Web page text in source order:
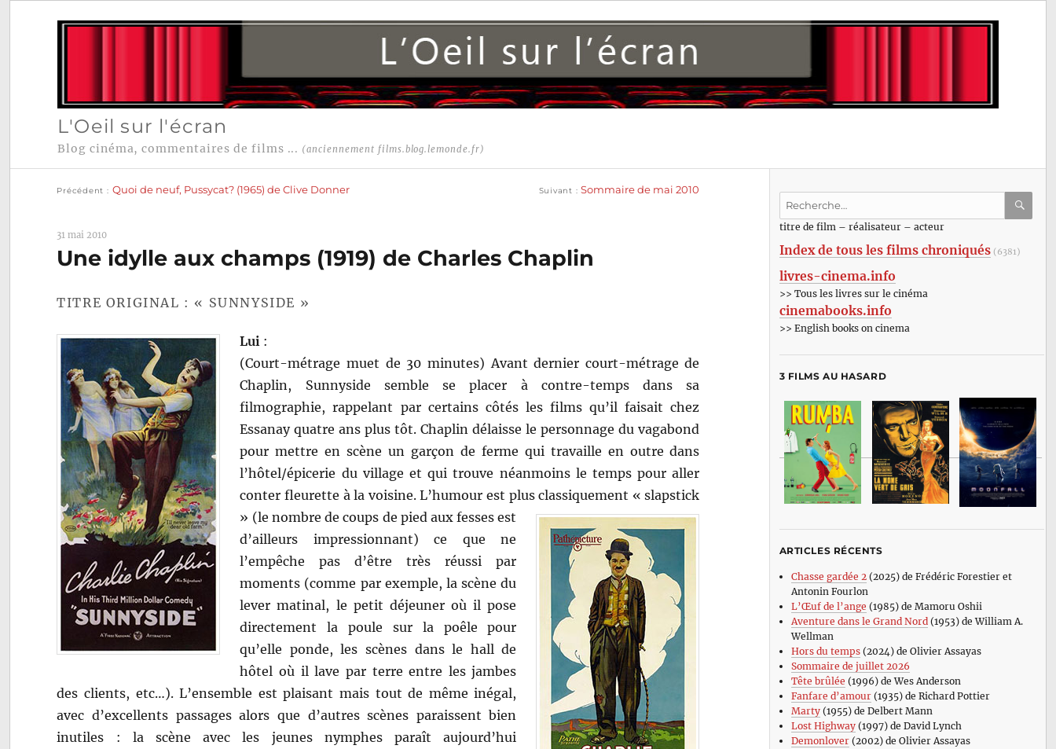
L'Oeil sur l'écran
Blog cinéma, commentaires de films ... (anciennement films.blog.lemonde.fr)
Navigation
l’article
Précédent Quoi de neuf, Pussycat? (1965) de Clive Donner Suivant Sommaire de mai 2010
31 mai 2010
Une idylle aux champs (1919) de Charles Chaplin
TITRE ORIGINAL : « SUNNYSIDE »
Lui :
(Court-métrage muet de 30 minutes) Avant dernier court-métrage de
Chaplin, Sunnyside semble se placer à contre-temps dans sa
filmographie, rappelant par certains côtés les films qu’il faisait chez
Essanay quatre ans plus tôt. Chaplin délaisse le personnage du vagabond
pour mettre en scène un garçon de ferme qui travaille en outre dans
l’hôtel/épicerie du village et qui trouve néanmoins le temps pour aller
conter fleurette à la voisine. L’humour est plus classiquement « slapstick
» (le nombre de coups de pied aux fesses est
d’ailleurs impressionnant) ce que ne
l’empêche pas d’être très réussi par
moments (comme par exemple, la scène du
lever matinal, le petit déjeuner où il pose
directement la poule sur la poêle pour
qu’elle ponde, les scènes dans le hall de
hôtel où il lave par terre entre les jambes
des clients, etc…). L’ensemble est plaisant mais tout de même inégal,
avec d’excellents passages alors que d’autres scènes paraissent bien
inutiles : la scène avec les jeunes nymphes paraît aujourd’hui
Recherche
:titre de film – réalisateur – acteur
Index de tous les films chroniqués (6381)
livres-cinema.info
>> Tous les livres sur le cinéma
cinemabooks.info
>> English books on cinema
3 FILMS AU HASARD
ARTICLES RÉCENTS
Chasse gardée 2(2025) de Frédéric Forestier et
Antonin Fourlon
L’Œuf de l’ange (1985) de Mamoru Oshii
Aventure dans le Grand Nord(1953) de William A.
Wellman
Hors du temps(2024) de Olivier Assayas
Sommaire de juillet 2026
Tête brûlée (1996) de Wes Anderson
Fanfare d’amour(1935) de Richard Pottier
Marty(1955) de Delbert Mann
Lost Highway(1997) de David Lynch
Demonlover(2002) de Olivier Assayas